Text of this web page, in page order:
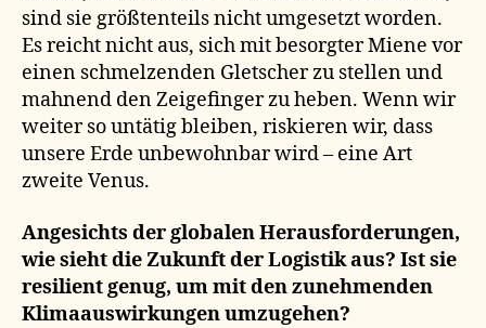
sind sie größtenteils nicht umgesetzt worden.
Es reicht nicht aus, sich mit besorgter Miene vor
einen schmelzenden Gletscher zu stellen und
mahnend den Zeigefinger zu heben. Wenn wir
weiter so untätig bleiben, riskieren wir, dass
unsere Erde unbewohnbar wird – eine Art
zweite Venus.
Angesichts der globalen Herausforderungen,
wie sieht die Zukunft der Logistik aus? Ist sie
resilient genug, um mit den zunehmenden
Klimaauswirkungen umzugehen?